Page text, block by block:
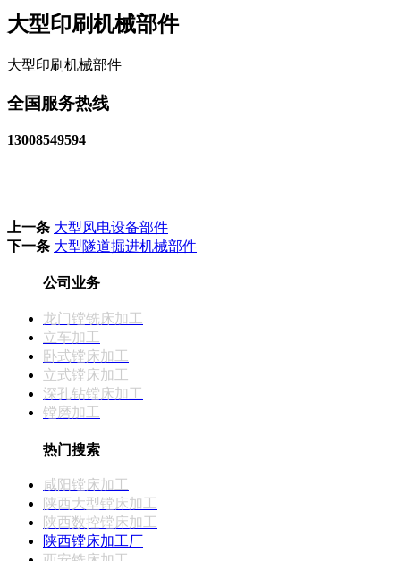
大型印刷机械部件
大型印刷机械部件
全国服务热线
13008549594
上一条 大型风电设备部件
下一条 大型隧道掘进机械部件
公司业务
龙门镗铣床加工
立车加工
卧式镗床加工
立式镗床加工
深孔钻镗床加工
镗磨加工
热门搜索
咸阳镗床加工
陕西大型镗床加工
陕西数控镗床加工
陕西镗床加工厂